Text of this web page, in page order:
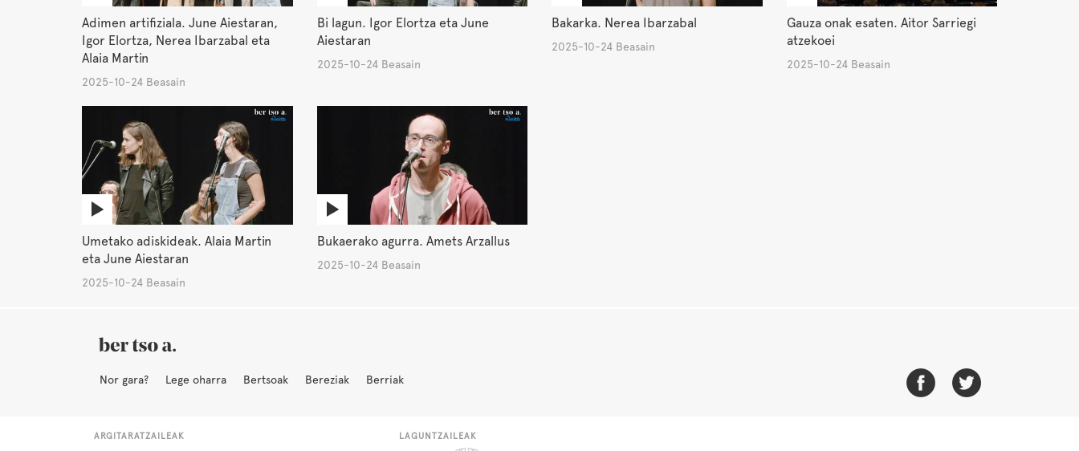
Adimen artifiziala. June Aiestaran,
Igor Elortza, Nerea Ibarzabal eta
Alaia Martin
2025-10-24 Beasain
Bi lagun. Igor Elortza eta June
Aiestaran
2025-10-24 Beasain
Bakarka. Nerea Ibarzabal
2025-10-24 Beasain
Gauza onak esaten. Aitor Sarriegi
atzekoei
2025-10-24 Beasain
Umetako adiskideak. Alaia Martin
eta June Aiestaran
2025-10-24 Beasain
Bukaerako agurra. Amets Arzallus
2025-10-24 Beasain
Nor gara? Lege oharra Bertsoak Bereziak Berriak
ARGITARATZAILEAK LAGUNTZAILEAK